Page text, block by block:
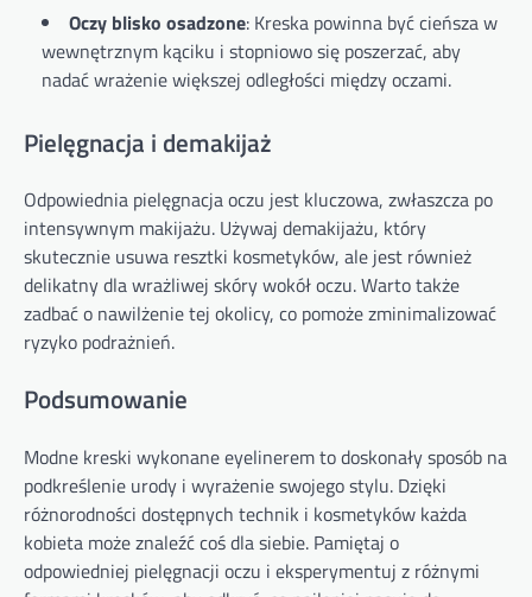
Oczy blisko osadzone: Kreska powinna być cieńsza w
wewnętrznym kąciku i stopniowo się poszerzać, aby
nadać wrażenie większej odległości między oczami.
Pielęgnacja i demakijaż
Odpowiednia pielęgnacja oczu jest kluczowa, zwłaszcza po
intensywnym makijażu. Używaj demakijażu, który
skutecznie usuwa resztki kosmetyków, ale jest również
delikatny dla wrażliwej skóry wokół oczu. Warto także
zadbać o nawilżenie tej okolicy, co pomoże zminimalizować
ryzyko podrażnień.
Podsumowanie
Modne kreski wykonane eyelinerem to doskonały sposób na
podkreślenie urody i wyrażenie swojego stylu. Dzięki
różnorodności dostępnych technik i kosmetyków każda
kobieta może znaleźć coś dla siebie. Pamiętaj o
odpowiedniej pielęgnacji oczu i eksperymentuj z różnymi